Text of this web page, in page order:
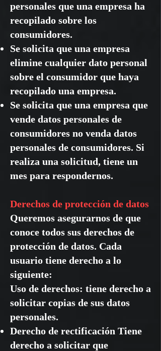
personales que una empresa ha
recopilado sobre los
consumidores.
Se solicita que una empresa
elimine cualquier dato personal
sobre el consumidor que haya
recopilado una empresa.
Se solicita que una empresa que
vende datos personales de
consumidores no venda datos
personales de consumidores. Si
realiza una solicitud, tiene un
mes para respondernos.
Derechos de protección de datos
Queremos asegurarnos de que
conoce todos sus derechos de
protección de datos. Cada
usuario tiene derecho a lo
siguiente:
Uso de derechos: tiene derecho a
solicitar copias de sus datos
personales.
Derecho de rectificación Tiene
derecho a solicitar que